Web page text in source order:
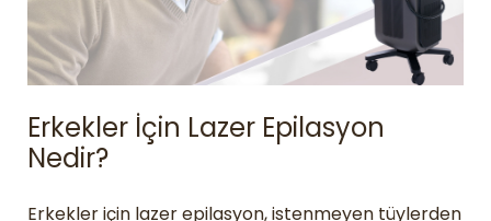
Erkekler İçin Lazer Epilasyon
Nedir?
Erkekler için lazer epilasyon, istenmeyen tüylerden